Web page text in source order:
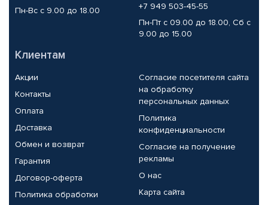
Пн-Вс с 9.00 до 18.00
+7 949 503-45-55
Пн-Пт с 09.00 до 18.00, Сб с
9.00 до 15.00
Клиентам
Акции
Контакты
Оплата
Доставка
Обмен и возврат
Гарантия
Договор-оферта
Политика обработки
Согласие посетителя сайта
на обработку
персональных данных
Политика
конфиденциальности
Согласие на получение
рекламы
О нас
Карта сайта